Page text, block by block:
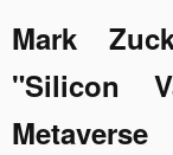
Mark
"Silicon
Metaverse​